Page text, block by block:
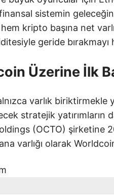
sistemin
kripto başına net
geride bırakmayı
Üzerine İlk
varlık
stratejik yatırımların
(OCTO) şirketine 20
ana varlığı olarak